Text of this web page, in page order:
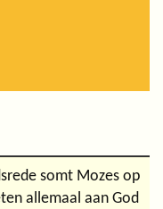
somt Mozes op
allemaal aan God